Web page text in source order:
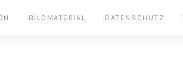
BILDMATERIAL DATENSCHUTZ